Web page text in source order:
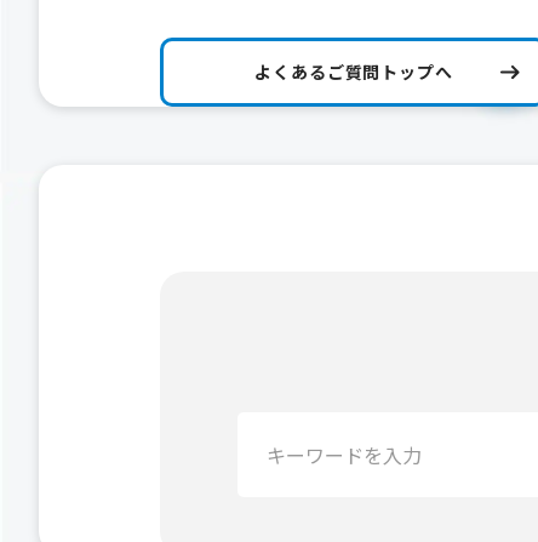
よくあるご質問トップへ
索：